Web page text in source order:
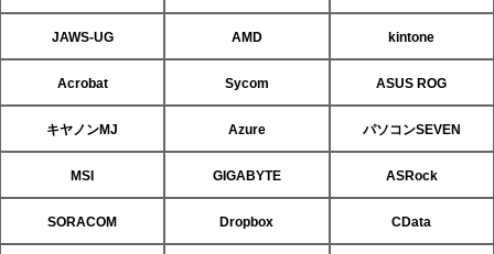
JAWS-UG AMD kintone
Acrobat Sycom ASUS ROG
キヤノンMJ Azure パソコンSEVEN
MSI GIGABYTE ASRock
SORACOM Dropbox CData